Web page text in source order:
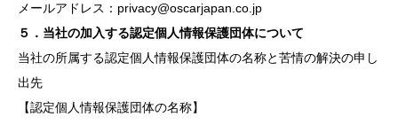
メールアドレス： privacy@oscarjapan.co.jp
５．当社の加入する認定個人情報保護団体について
当社の所属する認定個人情報保護団体の名称と苦情の解決の申し
出先
【認定個人情報保護団体の名称】